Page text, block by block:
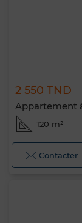
2 550 TND
Appartement
120 m²
Contacter